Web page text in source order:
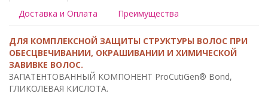
Доставка и Оплата Преимущества
ДЛЯ КОМПЛЕКСНОЙ ЗАЩИТЫ СТРУКТУРЫ ВОЛОС ПРИ
ОБЕСЦВЕЧИВАНИИ, ОКРАШИВАНИИ И ХИМИЧЕСКОЙ
ЗАВИВКЕ ВОЛОС.
ЗАПАТЕНТОВАННЫЙ КОМПОНЕНТ ProCutiGen® Bond,
ГЛИКОЛЕВАЯ КИСЛОТА.